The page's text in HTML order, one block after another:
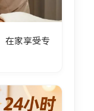
在家享受专